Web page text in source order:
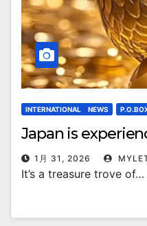
INTERNATIONAL NEWS
Japan is
1月 31, 2026
It’s a treasure trove of…